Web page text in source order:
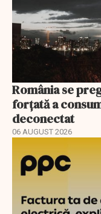
România se
forțată a
deconectat
06 AUGUST 2026